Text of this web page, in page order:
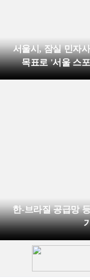
서울시, 잠실 민자
목표로 '서울 스
한-브라질 공급망